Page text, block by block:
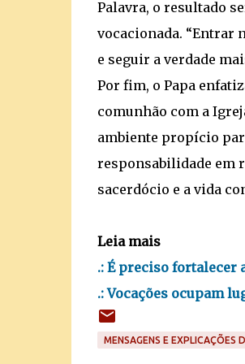
Palavra, o resultado
vocacionada. “Entrar
e seguir a verdade
Por fim, o Papa
comunhão com a
ambiente propício
responsabilidade em
sacerdócio e a vida
Leia mais
.: É preciso fortalecer
.:Vocações ocupam
MENSAGENS E EXPLICAÇÕES